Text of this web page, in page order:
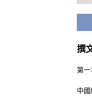
撰
第一
中